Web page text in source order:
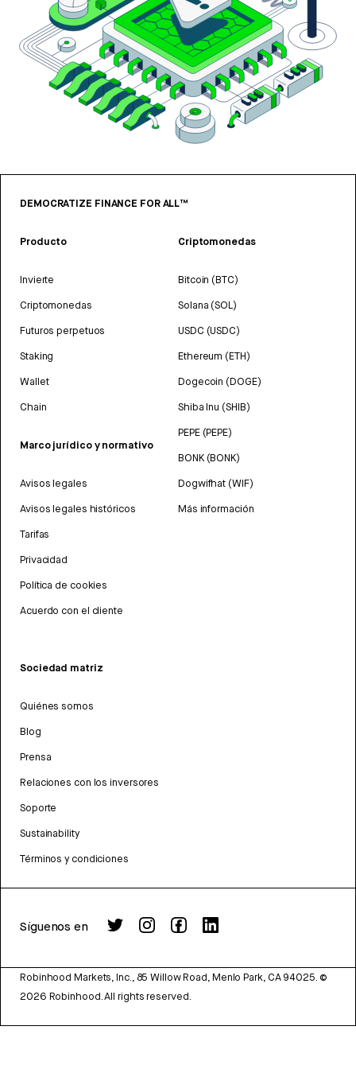
DEMOCRATIZE FINANCE FOR ALL™
Producto
Invierte
Criptomonedas
Futuros perpetuos
Staking
Wallet
Chain
Marco jurídico y normativo
Avisos legales
Avisos legales históricos
Tarifas
Privacidad
Política de cookies
Acuerdo con el cliente
Criptomonedas
Bitcoin (BTC)
Solana (SOL)
USDC (USDC)
Ethereum (ETH)
Dogecoin (DOGE)
Shiba Inu (SHIB)
PEPE (PEPE)
BONK (BONK)
Dogwifhat (WIF)
Más información
Sociedad matriz
Quiénes somos
Blog
Prensa
Relaciones con los inversores
Soporte
Sustainability
Términos y condiciones
Síguenos en
Robinhood Markets, Inc., 85 Willow Road, Menlo Park, CA 94025. ©
2026 Robinhood. All rights reserved.